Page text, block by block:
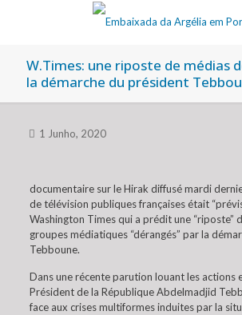
W.Times: une riposte de médias
la démarche du président
1 Junho, 2020
documentaire sur le Hirak diffusé mardi
de télévision publiques françaises était
Washington Times qui a prédit une “riposte”
groupes médiatiques “dérangés” par la
Tebboune.
Dans une récente parution louant les actions
Président de la République Abdelmadjid
face aux crises multiformes induites par la